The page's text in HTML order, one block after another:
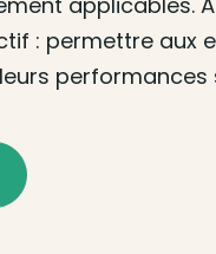
: permettre